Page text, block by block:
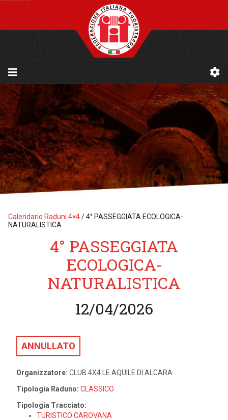
Calendario Raduni 4×4/4° PASSEGGIATA ECOLOGICA-
NATURALISTICA
4° PASSEGGIATA
ECOLOGICA-
NATURALISTICA
12/04/2026
ANNULLATO
Organizzatore: CLUB 4X4 LE AQUILE DI ALCARA
Tipologia Raduno: CLASSICO
Tipologia Tracciato:
TURISTICO CAROVANA